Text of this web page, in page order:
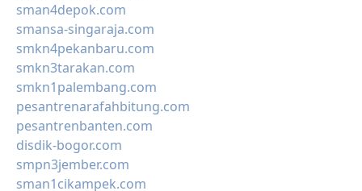
sman4depok.com
smansa-singaraja.com
smkn4pekanbaru.com
smkn3tarakan.com
smkn1palembang.com
pesantrenarafahbitung.com
pesantrenbanten.com
disdik-bogor.com
smpn3jember.com
sman1cikampek.com